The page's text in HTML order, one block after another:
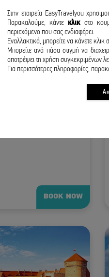
BOOK NOW
Στην εταιρεία EasyTravelyou
Παρακαλούμε, κάντε κλικ στο
περιεχόμενο που σας ενδιαφέρει.
Εναλλακτικά, μπορείτε να κάνετε κλικ
Μπορείτε ανά πάσα στιγμή να
αποτρέψει τη χρήση συγκεκριμένων
Για περισσότερες πληροφορίες,